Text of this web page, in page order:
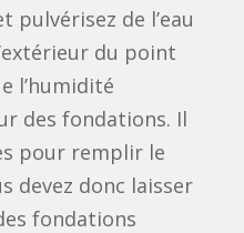
pulvérisez de l’eau
du point
l’humidité
des fondations. Il
pour remplir le
devez donc laisser
fondations